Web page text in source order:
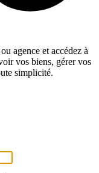
agence et accédez à
vos biens, gérer vos
simplicité.